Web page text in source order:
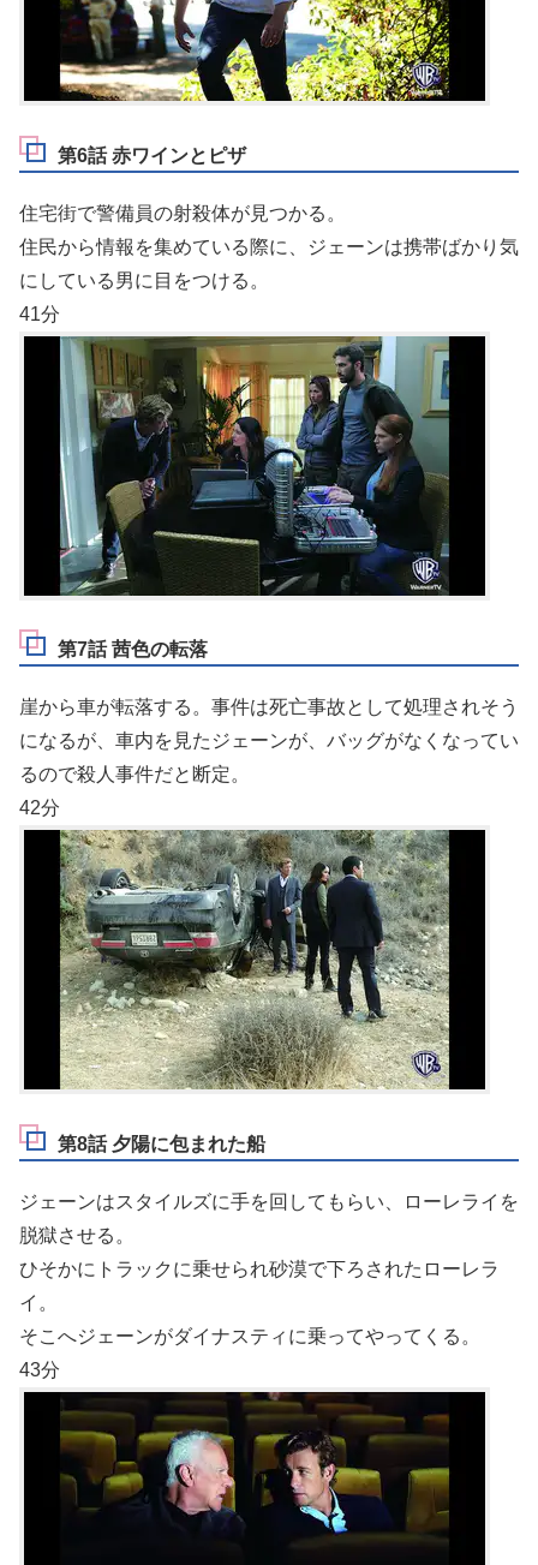
第6話 赤ワインとピザ
住宅街で警備員の射殺体が見つかる。
住民から情報を集めている際に、ジェーンは携帯ばかり気
にしている男に目をつける。
41分
第7話 茜色の転落
崖から車が転落する。事件は死亡事故として処理されそう
になるが、車内を見たジェーンが、バッグがなくなってい
るので殺人事件だと断定。
42分
第8話 夕陽に包まれた船
ジェーンはスタイルズに手を回してもらい、ローレライを
脱獄させる。
ひそかにトラックに乗せられ砂漠で下ろされたローレラ
イ。
そこへジェーンがダイナスティに乗ってやってくる。
43分